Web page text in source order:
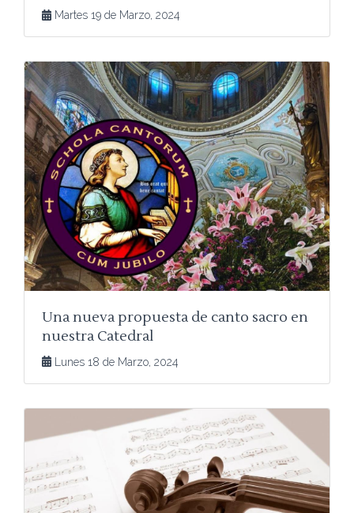
Martes 19 de Marzo, 2024
Una nueva propuesta de canto sacro en
nuestra Catedral
Lunes 18 de Marzo, 2024